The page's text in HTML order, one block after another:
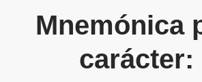
Mnemónica
carácter: